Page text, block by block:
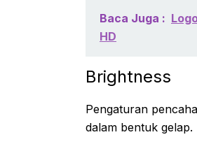
Baca Juga :
HD
Brightness
Pengaturan
dalam bentuk gelap.